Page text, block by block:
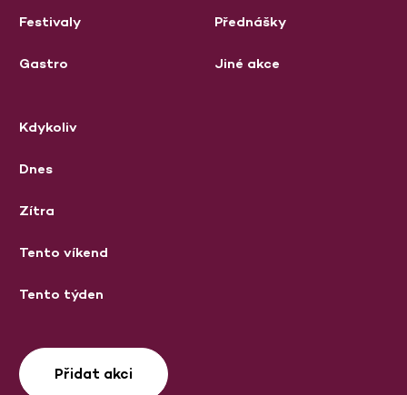
Festivaly
Gastro
Přednášky
Jiné akce
Kdykoliv
Dnes
Zítra
Tento víkend
Tento týden
Přidat akci